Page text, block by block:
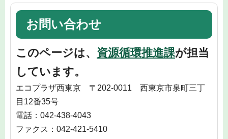
お問い合わせ
このページは、 資源循環推進課が担当
しています。
エコプラザ西東京 〒202-0011 西東京市泉町三丁
目12番35号
電話：042-438-4043
ファクス：042-421-5410